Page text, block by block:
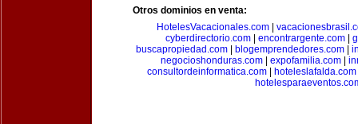
Otros dominios en venta:
HotelesVacacionales.com|
cyberdirectorio.com| encontrargente.com|
buscapropiedad.com| blogemprendedores.com|
negocioshonduras.com| expofamilia.com|
consultordeinformatica.com| hoteleslafalda.com